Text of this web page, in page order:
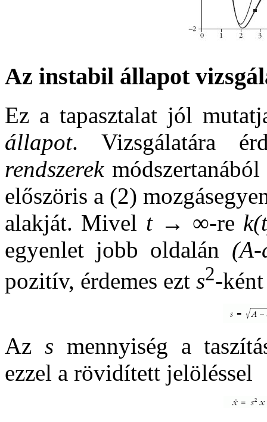
Az instabil állapot
Ez a tapasztalat jól
állapot. Vizsgálatára
rendszerek
előszöris a (2)
alakját. Mivel t→ ∞-re
egyenlet jobb oldalán (A-
pozitív, érdemes ezt s2-
Az s mennyiség a
ezzel a rövidített jelöléssel